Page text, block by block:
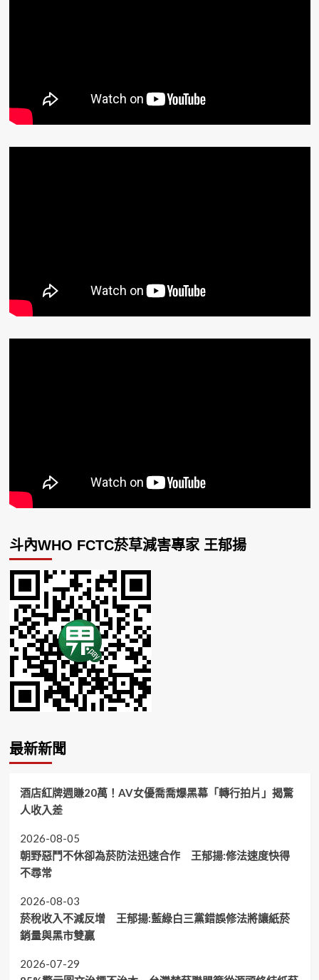
斗內WHO FCTC菸草減害專家 王郁揚
最新新聞
酒店紅牌週賺20萬！AV女優喬喬爆黑幕「轉行拍片」揭驚
人收入差
2026-08-05
朝野惡鬥不休卻為菸防法迅速合作 王郁揚:修法速度快得
不尋常
2026-08-03
菸稅收入不減反增 王郁揚:藍綠白三黨錯誤修法將讓紙菸
銷量與黑市雙贏
2026-07-29